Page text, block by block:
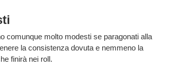
comunque molto modesti se paragonati alla
la consistenza dovuta e nemmeno la
finirà nei roll.